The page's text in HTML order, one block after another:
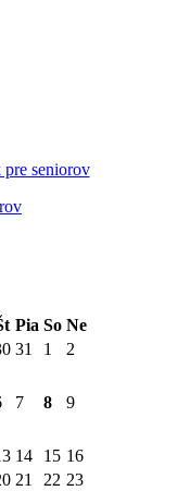
pre seniorov
Pia So Ne
31 1 2
7 8 9
14 15 16
21 22 23